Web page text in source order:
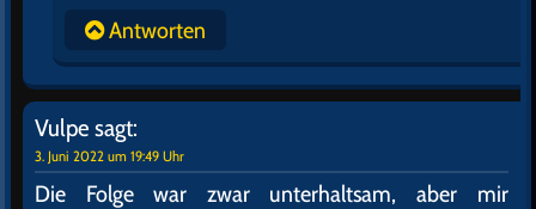
Antworten
Vulpe sagt:
3. Juni 2022 um 19:49 Uhr
Die Folge war zwar unterhaltsam, aber mir